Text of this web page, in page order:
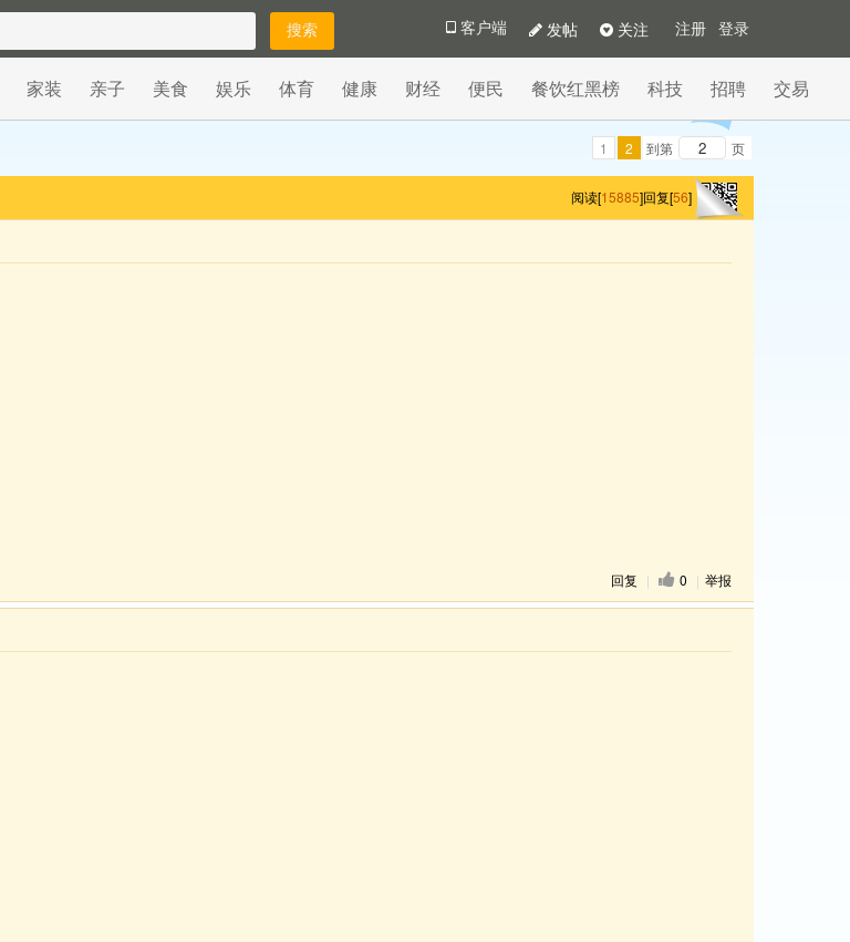
注册 登录
关注
发帖
客户端
家装 亲子 美食 娱乐 体育 健康 财经 便民 餐饮红黑榜 科技 招聘 交易
1 2 到第 页
阅读[15885]回复[56]
回复 | 0 | 举报